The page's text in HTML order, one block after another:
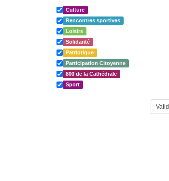
Culture
Rencontres sportives
Loisirs
Solidarité
Patriotique
Participation Citoyenne
800 de la Cathédrale
Sport